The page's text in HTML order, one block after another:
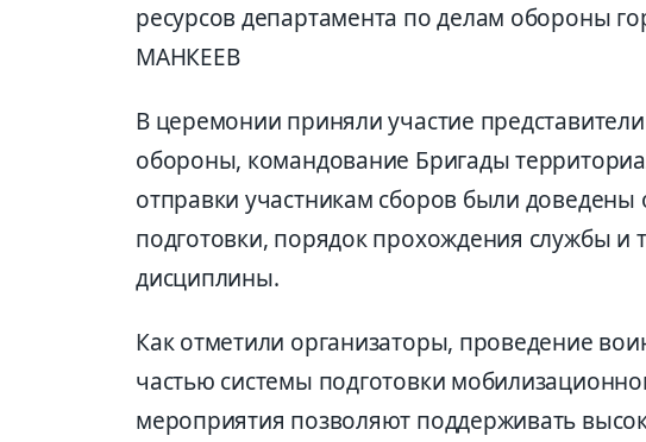
ресурсов департамента по делам обороны
МАНКЕЕВ
В церемонии приняли участие
обороны, командование Бригады
отправки участникам сборов были
подготовки, порядок прохождения службы и
дисциплины.
Как отметили организаторы, проведение
частью системы подготовки
мероприятия позволяют поддерживать